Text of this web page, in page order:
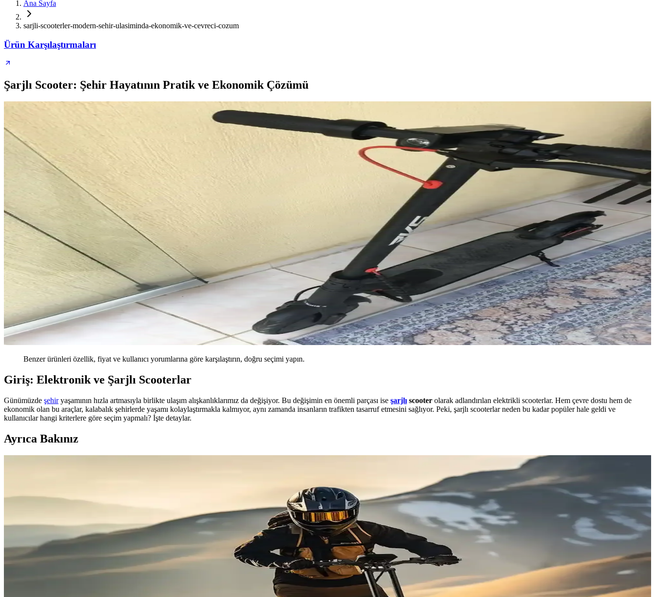
Ana Sayfa
sarjli-scooterler-modern-sehir-ulasiminda-ekonomik-ve-cevreci-cozum
Ürün Karşılaştırmaları
Şarjlı Scooter: Şehir Hayatının Pratik ve Ekonomik Çözümü
Benzer ürünleri özellik, fiyat ve kullanıcı yorumlarına göre karşılaştırın, doğru seçimi yapın.
Giriş: Elektronik ve Şarjlı Scooterlar
Günümüzde şehiryaşamının hızla artmasıyla birlikte ulaşım alışkanlıklarımız da değişiyor. Bu değişimin en önemli parçası ise şarjlı scooter olarak adlandırılan elektrikli scooterlar. Hem çevre dostu hem de
ekonomik olan bu araçlar, kalabalık şehirlerde yaşamı kolaylaştırmakla kalmıyor, aynı zamanda insanların trafikten tasarruf etmesini sağlıyor. Peki, şarjlı scooterlar neden bu kadar popüler hale geldi ve
kullanıcılar hangi kriterlere göre seçim yapmalı? İşte detaylar.
Ayrıca Bakınız
Mi Elektrikli Scooter Pro 2 hakkında mevcut bilgiler sınırlı olmakla birlikte, genel özellikleri ve kullanıcı deneyimleriyle şehir içi ulaşımda pratiklik ve güvenlik sunmayı hedefliyor.
Xiaomi Mi 2 Pro Scooter: Şehir İçi Ulaşımda Pratik ve Teknolojik Çözümler
Xiaomi Mi 2 Pro Scooter, hafif yapısı, güçlü bataryası ve akıllı bağlantı özellikleriyle şehir içi ulaşımda pratiklik sağlar. Yüksek performans ve teknolojik yeniliklerle öne çıkan bu scooter, günlük kullanım için
Xiaomi Mi Scooter Pro 2 ile Şehir İçi Ulaşımda Pratik ve Güvenilir Çözüm
Xiaomi Mi Scooter Pro 2, 30 km menzil, 25 km/s hız ve katlanabilir tasarımıyla şehir içi ulaşımda pratik ve güvenli bir seçenek sunar.
Xiaomi Elektrikli Scooter Pro 2: Şehir İçi Ulaşımda Yenilikçi ve Sürdürülebilir Çözüm